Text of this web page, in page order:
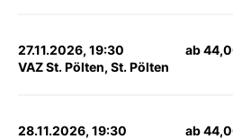
27.11.2026, 19:30
VAZ St. Pölten, St. Pölten
ab
28.11.2026, 19:30
ab